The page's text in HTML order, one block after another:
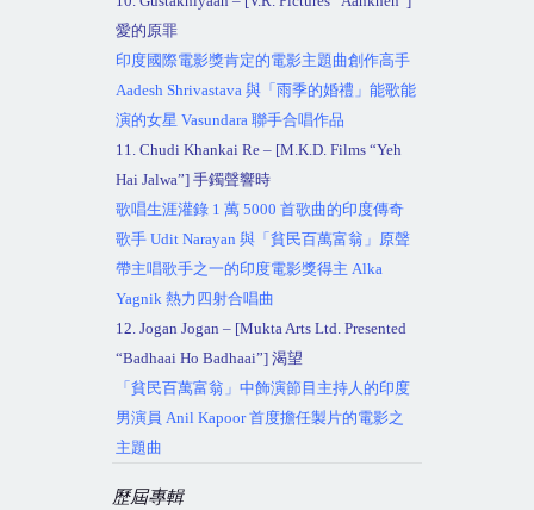
愛的原罪
印度國際電影獎肯定的電影主題曲創作高手
Aadesh Shrivastava 與「雨季的婚禮」能歌能
演的女星 Vasundara 聯手合唱作品
11. Chudi Khankai Re – [M.K.D. Films “Yeh
Hai Jalwa”] 手鐲聲響時
歌唱生涯灌錄 1 萬 5000 首歌曲的印度傳奇
歌手Udit Narayan 與「貧民百萬富翁」原聲
帶主唱歌手之一的印度電影獎得主 Alka
Yagnik 熱力四射合唱曲
12. Jogan Jogan – [Mukta Arts Ltd. Presented
“Badhaai Ho Badhaai”] 渴望
「貧民百萬富翁」中飾演節目主持人的印度
男演員 Anil Kapoor首度擔任製片的電影之
主題曲
歷屆專輯